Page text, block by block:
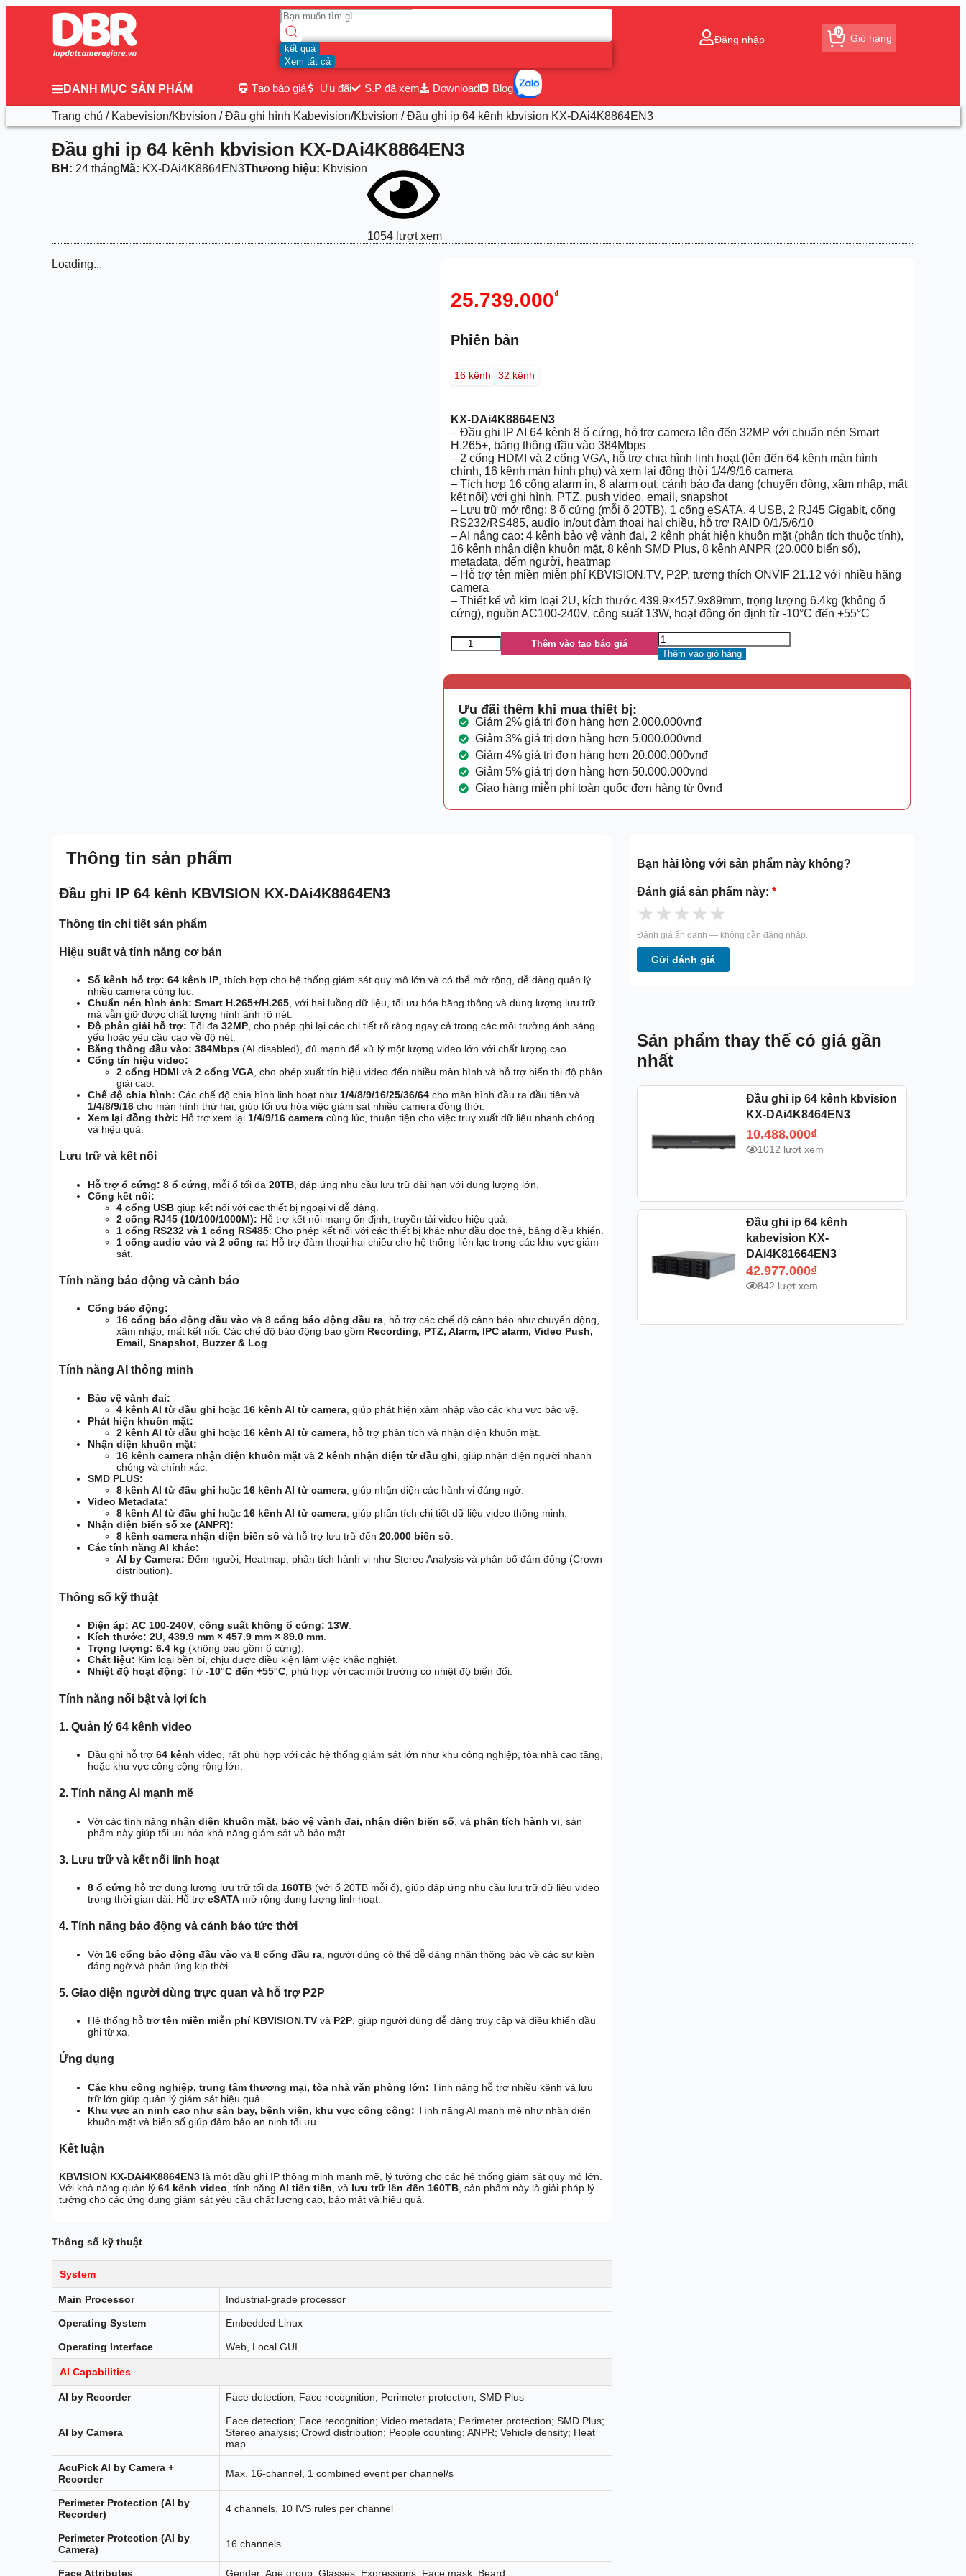
kết quả
Xem tất cả
Đăng nhập Giỏ hàng
0
DANH MỤC SẢN PHẨM Tạo báo giá Ưu đãi S.P đã xem Download Blog
Trang chủ / Kabevision/Kbvision /Đầu ghi hình Kabevision/Kbvision / Đầu ghi ip 64 kênh kbvision KX-DAi4K8864EN3
Đầu ghi ip 64 kênh kbvision KX-DAi4K8864EN3
BH: 24 tháng Mã: KX-DAi4K8864EN3Thương hiệu: Kbvision
1054 lượt xem
Loading...
25.739.000₫
Phiên bản
16 kênh 32 kênh
KX-DAi4K8864EN3
– Đầu ghi IP AI 64 kênh 8 ổ cứng, hỗ trợ camera lên đến 32MP với chuẩn nén Smart
H.265+, băng thông đầu vào 384Mbps
– 2 cổng HDMI và 2 cổng VGA, hỗ trợ chia hình linh hoạt (lên đến 64 kênh màn hình
chính, 16 kênh màn hình phụ) và xem lại đồng thời 1/4/9/16 camera
– Tích hợp 16 cổng alarm in, 8 alarm out, cảnh báo đa dạng (chuyển động, xâm nhập, mất
kết nối) với ghi hình, PTZ, push video, email, snapshot
– Lưu trữ mở rộng: 8 ổ cứng (mỗi ổ 20TB), 1 cổng eSATA, 4 USB, 2 RJ45 Gigabit, cổng
RS232/RS485, audio in/out đàm thoại hai chiều, hỗ trợ RAID 0/1/5/6/10
– AI nâng cao: 4 kênh bảo vệ vành đai, 2 kênh phát hiện khuôn mặt (phân tích thuộc tính),
16 kênh nhận diện khuôn mặt, 8 kênh SMD Plus, 8 kênh ANPR (20.000 biển số),
metadata, đếm người, heatmap
– Hỗ trợ tên miền miễn phí KBVISION.TV, P2P, tương thích ONVIF 21.12 với nhiều hãng
camera
– Thiết kế vỏ kim loại 2U, kích thước 439.9×457.9x89mm, trọng lượng 6.4kg (không ổ
cứng), nguồn AC100-240V, công suất 13W, hoạt động ổn định từ -10°C đến +55°C
Thêm vào tạo báo giá
Thêm vào giỏ hàng
Ưu đãi thêm khi mua thiết bị:
Giảm 2% giá trị đơn hàng hơn 2.000.000vnđ
Giảm 3% giá trị đơn hàng hơn 5.000.000vnđ
Giảm 4% giá trị đơn hàng hơn 20.000.000vnđ
Giảm 5% giá trị đơn hàng hơn 50.000.000vnđ
Giao hàng miễn phí toàn quốc đơn hàng từ 0vnđ
Thông tin sản phẩm
Đầu ghi IP 64 kênh KBVISION KX-DAi4K8864EN3
Thông tin chi tiết sản phẩm
Hiệu suất và tính năng cơ bản
Số kênh hỗ trợ: 64 kênh IP , thích hợp cho hệ thống giám sát quy mô lớn và có thể mở rộng, dễ dàng quản lý
nhiều camera cùng lúc.
Chuẩn nén hình ảnh: Smart H.265+/H.265 , với hai luồng dữ liệu, tối ưu hóa băng thông và dung lượng lưu trữ
mà vẫn giữ được chất lượng hình ảnh rõ nét.
Độ phân giải hỗ trợ: Tối đa 32MP , cho phép ghi lại các chi tiết rõ ràng ngay cả trong các môi trường ánh sáng
yếu hoặc yêu cầu cao về độ nét.
Băng thông đầu vào: 384Mbps (AI disabled), đủ mạnh để xử lý một lượng video lớn với chất lượng cao.
Cổng tín hiệu video:
2 cổng HDMI và 2 cổng VGA , cho phép xuất tín hiệu video đến nhiều màn hình và hỗ trợ hiển thị độ phân
giải cao.
Chế độ chia hình: Các chế độ chia hình linh hoạt như 1/4/8/9/16/25/36/64 cho màn hình đầu ra đầu tiên và
1/4/8/9/16 cho màn hình thứ hai, giúp tối ưu hóa việc giám sát nhiều camera đồng thời.
Xem lại đồng thời: Hỗ trợ xem lại 1/4/9/16 camera cùng lúc, thuận tiện cho việc truy xuất dữ liệu nhanh chóng
và hiệu quả.
Lưu trữ và kết nối
Hỗ trợ ổ cứng: 8 ổ cứng , mỗi ổ tối đa 20TB , đáp ứng nhu cầu lưu trữ dài hạn với dung lượng lớn.
Cổng kết nối:
4 cổng USB giúp kết nối với các thiết bị ngoại vi dễ dàng.
2 cổng RJ45 (10/100/1000M): Hỗ trợ kết nối mạng ổn định, truyền tải video hiệu quả.
1 cổng RS232 và 1 cổng RS485: Cho phép kết nối với các thiết bị khác như đầu đọc thẻ, bảng điều khiển.
1 cổng audio vào và 2 cổng ra: Hỗ trợ đàm thoại hai chiều cho hệ thống liên lạc trong các khu vực giám
sát.
Tính năng báo động và cảnh báo
Cổng báo động:
16 cổng báo động đầu vào và 8 cổng báo động đầu ra, hỗ trợ các chế độ cảnh báo như chuyển động,
xâm nhập, mất kết nối. Các chế độ báo động bao gồm Recording, PTZ, Alarm, IPC alarm, Video Push,
Email, Snapshot, Buzzer & Log.
Tính năng AI thông minh
Bảo vệ vành đai:
4 kênh AI từ đầu ghi hoặc 16 kênh AI từ camera , giúp phát hiện xâm nhập vào các khu vực bảo vệ.
Phát hiện khuôn mặt:
2 kênh AI từ đầu ghi hoặc 16 kênh AI từ camera , hỗ trợ phân tích và nhận diện khuôn mặt.
Nhận diện khuôn mặt:
16 kênh camera nhận diện khuôn mặt và 2 kênh nhận diện từ đầu ghi , giúp nhận diện người nhanh
chóng và chính xác.
SMD PLUS:
8 kênh AI từ đầu ghi hoặc 16 kênh AI từ camera , giúp nhận diện các hành vi đáng ngờ.
Video Metadata:
8 kênh AI từ đầu ghi hoặc 16 kênh AI từ camera , giúp phân tích chi tiết dữ liệu video thông minh.
Nhận diện biển số xe (ANPR):
8 kênh camera nhận diện biển số và hỗ trợ lưu trữ đến 20.000 biển số
Các tính năng AI khác:
AI by Camera: Đếm người, Heatmap, phân tích hành vi như Stereo Analysis và phân bố đám đông (Crown
distribution).
Thông số kỹ thuật
Điện áp: AC 100-240V, công suất không ổ cứng: 13W.
Kích thước: 2U, 439.9 mm × 457.9 mm × 89.0 mm.
Trọng lượng: 6.4 kg (không bao gồm ổ cứng).
Chất liệu: Kim loại bền bỉ, chịu được điều kiện làm việc khắc nghiệt.
Nhiệt độ hoạt động: Từ -10°C đến +55°C, phù hợp với các môi trường có nhiệt độ biến đổi.
Tính năng nổi bật và lợi ích
1. Quản lý 64 kênh video
Đầu ghi hỗ trợ 64 kênh video, rất phù hợp với các hệ thống giám sát lớn như khu công nghiệp, tòa nhà cao tầng,
hoặc khu vực công cộng rộng lớn.
2. Tính năng AI mạnh mẽ
Với các tính năng nhận diện khuôn mặt, bảo vệ vành đai, nhận diện biển số , và phân tích hành vi , sản
phẩm này giúp tối ưu hóa khả năng giám sát và bảo mật.
3. Lưu trữ và kết nối linh hoạt
8 ổ cứng hỗ trợ dung lượng lưu trữ tối đa 160TB (với ổ 20TB mỗi ổ), giúp đáp ứng nhu cầu lưu trữ dữ liệu video
trong thời gian dài. Hỗ trợ eSATA mở rộng dung lượng linh hoạt.
4. Tính năng báo động và cảnh báo tức thời
Với 16 cổng báo động đầu vào và 8 cổng đầu ra , người dùng có thể dễ dàng nhận thông báo về các sự kiện
đáng ngờ và phản ứng kịp thời.
5. Giao diện người dùng trực quan và hỗ trợ P2P
Hệ thống hỗ trợ tên miền miễn phí KBVISION.TV và P2P, giúp người dùng dễ dàng truy cập và điều khiển đầu
ghi từ xa.
Ứng dụng
Các khu công nghiệp, trung tâm thương mại, tòa nhà văn phòng lớn: Tính năng hỗ trợ nhiều kênh và lưu
trữ lớn giúp quản lý giám sát hiệu quả.
Khu vực an ninh cao như sân bay, bệnh viện, khu vực công cộng: Tính năng AI mạnh mẽ như nhận diện
khuôn mặt và biển số giúp đảm bảo an ninh tối ưu.
Kết luận
KBVISION KX-DAi4K8864EN3 là một đầu ghi IP thông minh mạnh mẽ, lý tưởng cho các hệ thống giám sát quy mô lớn.
Với khả năng quản lý 64 kênh video, tính năng AI tiên tiến, và lưu trữ lên đến 160TB, sản phẩm này là giải pháp lý
tưởng cho các ứng dụng giám sát yêu cầu chất lượng cao, bảo mật và hiệu quả.
Thông số kỹ thuật
System
Main Processor Industrial-grade processor
Operating System Embedded Linux
Operating Interface Web, Local GUI
AI Capabilities
AI by Recorder Face detection; Face recognition; Perimeter protection; SMD Plus
AI by Camera
Face detection; Face recognition; Video metadata; Perimeter protection; SMD Plus;
Stereo analysis; Crowd distribution; People counting; ANPR; Vehicle density; Heat
map
AcuPick AI by Camera +
Recorder
Max. 16-channel, 1 combined event per channel/s
Perimeter Protection (AI by
Recorder)
4 channels, 10 IVS rules per channel
Perimeter Protection (AI by
Camera)
16 channels
Face Attributes Gender; Age group; Glasses; Expressions; Face mask; Beard
Bạn hài lòng với sản phẩm này không?
Đánh giá sản phẩm này: *
★★★★★
Đánh giá ẩn danh — không cần đăng nhập.
Gửi đánh giá
Sản phẩm thay thế có giá gần
nhất
Đầu ghi ip 64 kênh kbvision
KX-DAi4K8464EN3
10.488.000₫
1012 lượt xem
Đầu ghi ip 64 kênh
kabevision KX-
DAi4K81664EN3
42.977.000₫
842 lượt xem